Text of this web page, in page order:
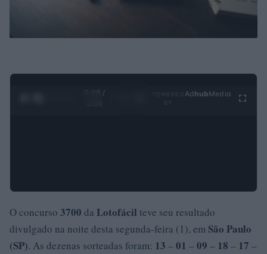
0:29 /
Ad hubMedia
O concurso 3700 da Lotofácil teve seu resultado
divulgado na noite desta segunda-feira (1), emSão Paulo
(SP). As dezenas sorteadas foram: 13 –01 –09 – 18 – 17 –